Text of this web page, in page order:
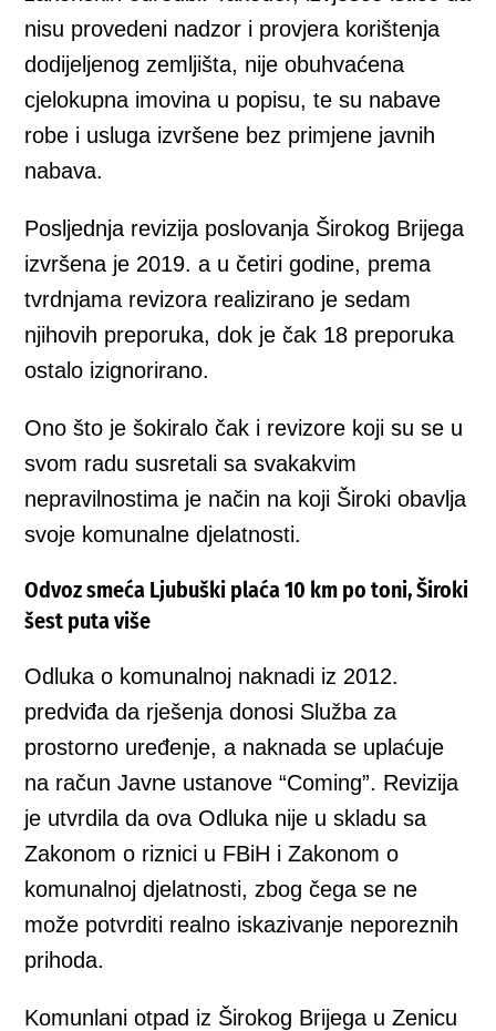
nisu provedeni nadzor i provjera korištenja
dodijeljenog zemljišta, nije obuhvaćena
cjelokupna imovina u popisu, te su nabave
robe i usluga izvršene bez primjene javnih
nabava.
Posljednja revizija poslovanja Širokog Brijega
izvršena je 2019. a u četiri godine, prema
tvrdnjama revizora realizirano je sedam
njihovih preporuka, dok je čak 18 preporuka
ostalo izignorirano.
Ono što je šokiralo čak i revizore koji su se u
svom radu susretali sa svakakvim
nepravilnostima je način na koji Široki obavlja
svoje komunalne djelatnosti.
Odvoz smeća Ljubuški plaća 10 km po toni, Široki
šest puta više
Odluka o komunalnoj naknadi iz 2012.
predviđa da rješenja donosi Služba za
prostorno uređenje, a naknada se uplaćuje
na račun Javne ustanove “Coming”. Revizija
je utvrdila da ova Odluka nije u skladu sa
Zakonom o riznici u FBiH i Zakonom o
komunalnoj djelatnosti, zbog čega se ne
može potvrditi realno iskazivanje neporeznih
prihoda.
Komunlani otpad iz Širokog Brijega u Zenicu